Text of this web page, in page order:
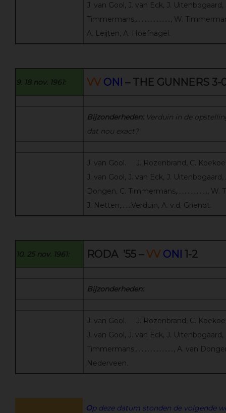
J. van Gool, J. van Eck, J. Uitenbogaard,
Timmermans,………………….., W.
A. Leijten, A. Hoefnagel.
9. 18 nov. 1961: VV ONI – THE GUNNERS 3-
Bijzonderheden: Verduin in de
dat nou exact?
J. van Gool. J. Rozenbrand, C.
J. van Gool, J. van Eck, J. Uitenbogaard,
Dongen, C. Timmermans,……………….., W.
J. Netten,…….Verduin, A. v.d. Griendt.
10. 25 nov. 1961: RODA ’55 –VV ONI 1-2
Bijzonderheden:
J. van Gool. J. Rozenbrand, C.
J. van Gool, J. van Eck, J. Uitenbogaard,
Timmermans,……………………., A. van
Nederveen.
Op deze datum stonden de volgende